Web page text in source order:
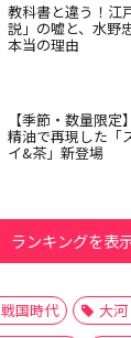
教科書と違う！江
説」の嘘と、水野
本当の理由
【季節・数量限
精油で再現した「
イ&茶」新登場
ランキングを表
戦国時代 大